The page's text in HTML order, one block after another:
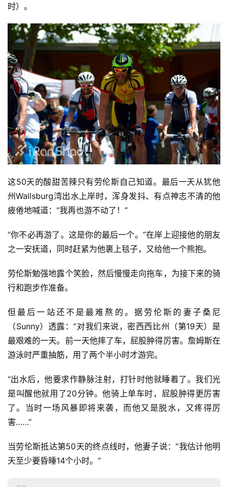
时）。
这50天的酸甜苦辣只有劳伦斯自己知道。最后一天从犹他
州Wallsburg湾出水上岸时，浑身发抖、有点神志不清的他
疲倦地喊道：“我再也游不动了！”
“你不必再游了。这是你的最后一个。”在岸上迎接他的朋友
之一安抚道，同时赶紧为他裹上毯子，又给他一个熊抱。
劳伦斯勉强地露个笑脸，然后慢慢走向拖车，为接下来的骑
行和跑步作准备。
但最后一站还不是最难熬的。据劳伦斯的妻子桑尼
（Sunny）透露：“对我们来说，密西西比州（第19天）是
最艰难的一天。前一天他摔了车，屁股肿得厉害。詹姆斯在
游泳时严重抽筋，用了两个半小时才游完。
“出水后，他要求作静脉注射，打针时他就睡着了。我们光
是叫醒他就用了20分钟。他骑上单车时，屁股肿得更厉害
了。当时一场风暴即将来袭，而他又是脱水，又疼得厉
害……”
当劳伦斯抵达第50天的终点线时，他妻子说：”我估计他明
天至少要昏睡14个小时。“